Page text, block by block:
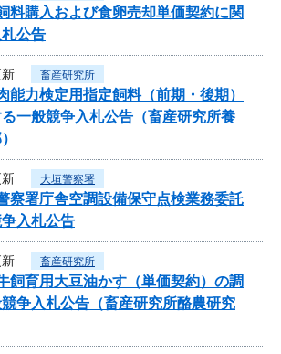
料購入および食卵売却単価契約に関
公告
畜産研究所
能力検定用指定飼料（前期・後期）
一般競争入札公告（畜産研究所養
大垣警察署
察署庁舎空調設備保守点検業務委託
入札公告
畜産研究所
飼育用大豆油かす（単価契約）の調
争入札公告（畜産研究所酪農研究